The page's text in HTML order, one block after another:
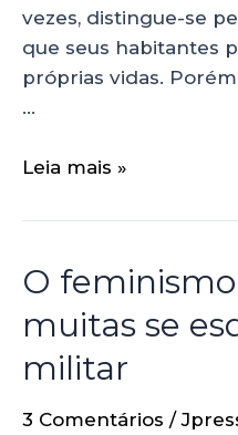
vezes, distingue-se
que seus habitantes
próprias vidas.
…
Leia mais »
O
muitas se
militar
3 Comentários /